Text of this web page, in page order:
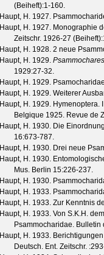
(Beiheft):1-160.
Haupt, H. 1927.
Haupt, H. 1927. Monographie
Zeitschr. 1926-27 (Beiheft
Haupt, H. 1928. 2 neue
Haupt, H. 1929. Psammochares
1929:27-32.
Haupt, H. 1929.
Haupt, H. 1929. Weiterer
Haupt, H. 1929. Hymenoptera.
Belgique 1925. Revue de
Haupt, H. 1930. Die
16:673-787.
Haupt, H. 1930. Drei neue
Haupt, H. 1930.
Mus. Berlin 15:226-237.
Haupt, H. 1930.
Haupt, H. 1933.
Haupt, H. 1933. Zur Kenntnis
Haupt, H. 1933. Von S.K.H.
Psammocharidae. Bulletin
Haupt, H. 1933.
Deutsch. Ent. Zeitschr.